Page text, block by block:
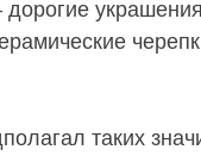
дорогие
таких